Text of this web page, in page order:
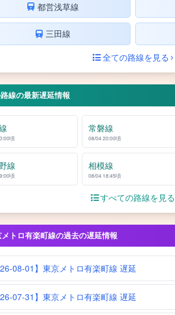
都営浅草線
三田線
全ての路線を見る
線の最新遅延情報
頃
常磐線
08/04 20:00頃
線
頃
相模線
08/04 18:45頃
すべての路線を見る
トロ有楽町線の過去の遅延情報
08-01】東京メトロ有楽町線 遅延
07-31】東京メトロ有楽町線 遅延